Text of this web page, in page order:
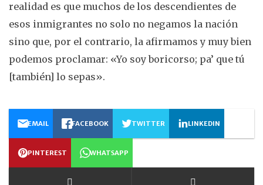
realidad es que muchos de los descendientes de
esos inmigrantes no solo no negamos la nación
sino que, por el contrario, la afirmamos y muy bien
podemos proclamar: «Yo soy boricorso; pa’ que tú
[también] lo sepas».
EMAIL FACEBOOK TWITTER LINKEDIN
PINTEREST WHATSAPP